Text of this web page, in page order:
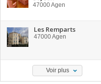
47000Agen
Les Remparts
47000Agen
Voir plus